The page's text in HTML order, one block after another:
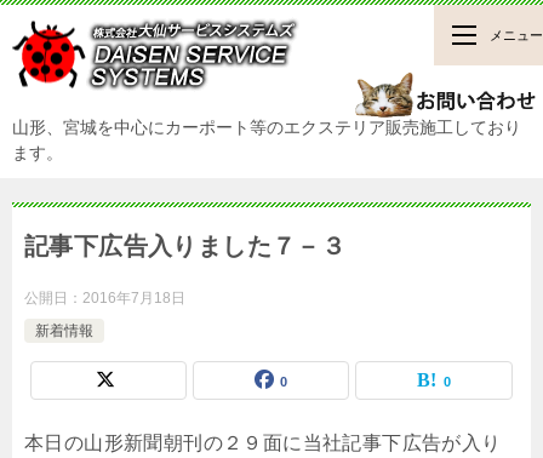
山形、宮城を中心にカーポート等のエクステリア販売施工しており
ます。
メニュー
記事下広告入りました７－３
公開日： 2016年7月18日
新着情報
0 0
本日の山形新聞朝刊の２９面に当社記事下広告が入り